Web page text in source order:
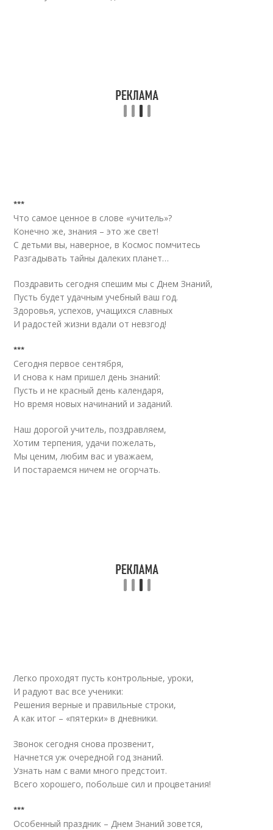
***
Что самое ценное в слове «учитель»?
Конечно же, знания – это же свет!
С детьми вы, наверное, в Космос помчитесь
Разгадывать тайны далеких планет…
Поздравить сегодня спешим мы с Днем Знаний,
Пусть будет удачным учебный ваш год.
Здоровья, успехов, учащихся славных
И радостей жизни вдали от невзгод!
***
Сегодня первое сентября,
И снова к нам пришел день знаний:
Пусть и не красный день календаря,
Но время новых начинаний и заданий.
Наш дорогой учитель, поздравляем,
Хотим терпения, удачи пожелать,
Мы ценим, любим вас и уважаем,
И постараемся ничем не огорчать.
Легко проходят пусть контрольные, уроки,
И радуют вас все ученики:
Решения верные и правильные строки,
А как итог – «пятерки» в дневники.
Звонок сегодня снова прозвенит,
Начнется уж очередной год знаний.
Узнать нам с вами много предстоит.
Всего хорошего, побольше сил и процветания!
***
Особенный праздник – Днем Знаний зовется,